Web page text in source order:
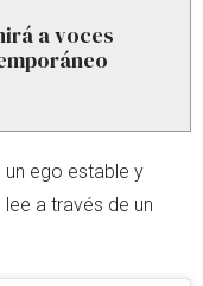
a voces
un ego estable y
lee a través de un